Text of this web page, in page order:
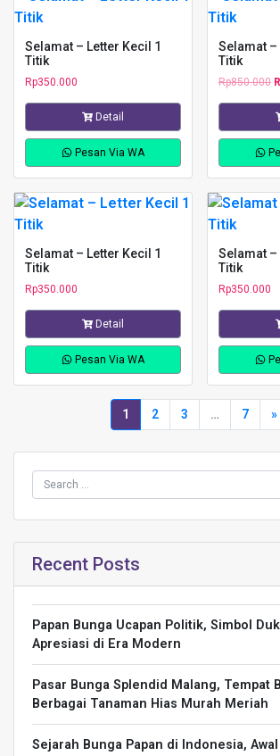
Selamat – Letter Kecil 1
Titik
Rp350.000
Detail
Pesan Via WA
Selamat –
Titik
Rp850.000
Selamat – Letter Kecil 1
Titik
Rp350.000
Detail
Pesan Via WA
Selamat –
Titik
Rp350.000
1 2 3 … 7 »
Recent Posts
Papan Bunga Ucapan Politik, Simbol
Apresiasi di Era Modern
Pasar Bunga Splendid Malang, Tempat
Berbagai Tanaman Hias Murah Meriah
Sejarah Bunga Papan di Indonesia,